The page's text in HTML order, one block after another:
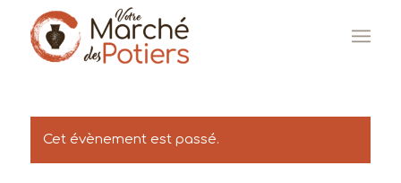
Cet évènement est passé.